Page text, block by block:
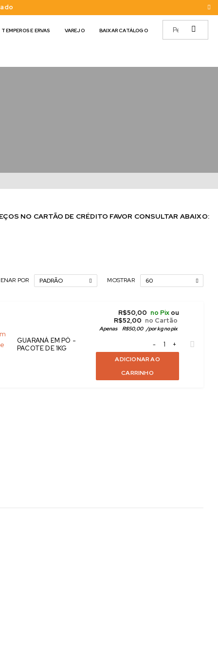
TEMPEROS E ERVAS VAREJO BAIXAR CATÁLOGO
NO CARTÃO DE CRÉDITO FAVOR CONSULTAR ABAIXO:
POR PADRÃO MOSTRAR 60
GUARANÁ EM PÓ -
PACOTE DE 1KG
R$50,00 no Pix ou
R$52,00 no Cartão
Apenas R$50,00 /por kg no pix
ADICIONAR AO
CARRINHO